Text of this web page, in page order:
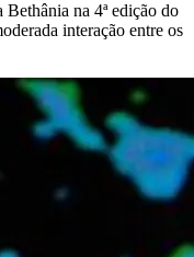
na 4ª edição do
interação entre os